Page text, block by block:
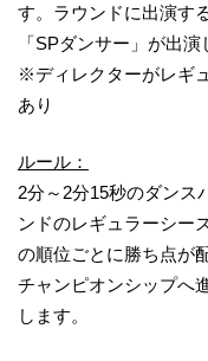
す。ラウンドに出演す
「SPダンサー」が出演
※ディレクターがレギ
あり
ルール：
2分～2分15秒のダンス
ンドのレギュラーシー
の順位ごとに勝ち点が
チャンピオンシップへ
します。